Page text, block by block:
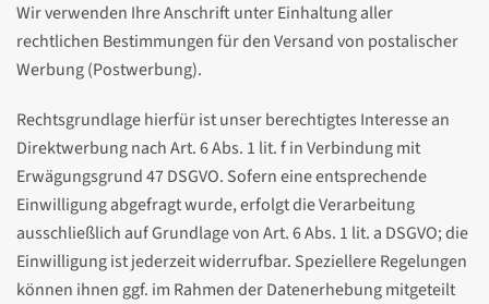
Wir verwenden Ihre Anschrift unter Einhaltung aller
rechtlichen Bestimmungen für den Versand von postalischer
Werbung (Postwerbung).
Rechtsgrundlage hierfür ist unser berechtigtes Interesse an
Direktwerbung nach Art. 6 Abs. 1 lit. f in Verbindung mit
Erwägungsgrund 47 DSGVO. Sofern eine entsprechende
Einwilligung abgefragt wurde, erfolgt die Verarbeitung
ausschließlich auf Grundlage von Art. 6 Abs. 1 lit. a DSGVO; die
Einwilligung ist jederzeit widerrufbar. Speziellere Regelungen
können ihnen ggf. im Rahmen der Datenerhebung mitgeteilt